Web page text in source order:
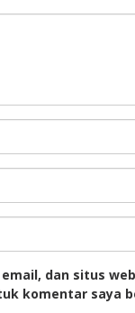
dan situs
komentar saya